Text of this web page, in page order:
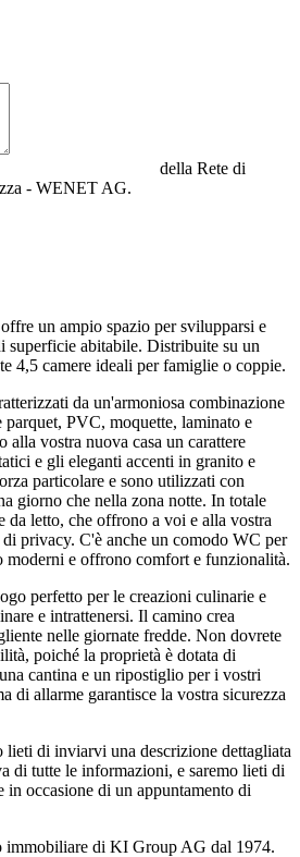
della Rete di
- WENET AG.
un ampio spazio per svilupparsi e
superficie abitabile. Distribuite su un
4,5 camere ideali per famiglie o coppie.
da un'armoniosa combinazione
PVC, moquette, laminato e
alla vostra nuova casa un carattere
e gli eleganti accenti in granito e
particolare e sono utilizzati con
giorno che nella zona notte. In totale
da letto, che offrono a voi e alla vostra
privacy. C'è anche un comodo WC per
moderni e offrono comfort e funzionalità.
perfetto per le creazioni culinarie e
e intrattenersi. Il camino crea
nelle giornate fredde. Non dovrete
poiché la proprietà è dotata di
cantina e un ripostiglio per i vostri
di allarme garantisce la vostra sicurezza
lieti di inviarvi una descrizione dettagliata
di tutte le informazioni, e saremo lieti di
in occasione di un appuntamento di
di KI Group AG dal 1974.